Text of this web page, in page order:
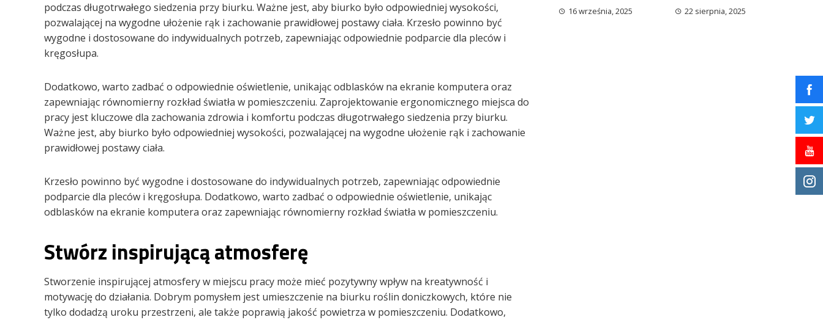
podczas długotrwałego siedzenia przy biurku. Ważne jest, aby biurko było odpowiedniej wysokości,
pozwalającej na wygodne ułożenie rąk i zachowanie prawidłowej postawy ciała. Krzesło powinno być
wygodne i dostosowane do indywidualnych potrzeb, zapewniając odpowiednie podparcie dla pleców i
kręgosłupa.
Dodatkowo, warto zadbać o odpowiednie oświetlenie, unikając odblasków na ekranie komputera oraz
zapewniając równomierny rozkład światła w pomieszczeniu. Zaprojektowanie ergonomicznego miejsca do
pracy jest kluczowe dla zachowania zdrowia i komfortu podczas długotrwałego siedzenia przy biurku.
Ważne jest, aby biurko było odpowiedniej wysokości, pozwalającej na wygodne ułożenie rąk i zachowanie
prawidłowej postawy ciała.
Krzesło powinno być wygodne i dostosowane do indywidualnych potrzeb, zapewniając odpowiednie
podparcie dla pleców i kręgosłupa. Dodatkowo, warto zadbać o odpowiednie oświetlenie, unikając
odblasków na ekranie komputera oraz zapewniając równomierny rozkład światła w pomieszczeniu.
Stwórz inspirującą atmosferę
Stworzenie inspirującej atmosfery w miejscu pracy może mieć pozytywny wpływ na kreatywność i
motywację do działania. Dobrym pomysłem jest umieszczenie na biurku roślin doniczkowych, które nie
tylko dodadzą uroku przestrzeni, ale także poprawią jakość powietrza w pomieszczeniu. Dodatkowo,
16 września, 2025 22 sierpnia, 2025